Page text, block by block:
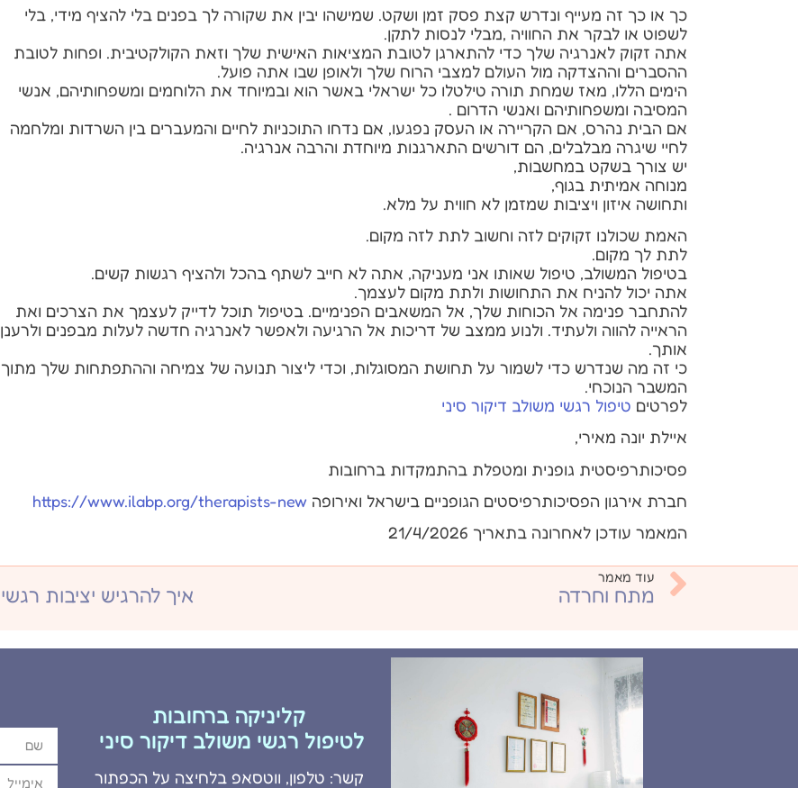
כך או כך זה מעייף ונדרש קצת פסק זמן ושקט. שמישהו יבין את שקורה לך בפנים בלי להציף מידי, בלי
לשפוט או לבקר את החוויה ,מבלי לנסות לתקן.
אתה זקוק לאנרגיה שלך כדי להתארגן לטובת המציאות האישית שלך וזאת הקולקטיבית. ופחות לטובת
ההסברים וההצדקה מול העולם למצבי הרוח שלך ולאופן שבו אתה פועל.
הימים הללו, מאז שמחת תורה טילטלו כל ישראלי באשר הוא ובמיוחד את הלוחמים ומשפחותיהם, אנשי
המסיבה ומשפחותיהם ואנשי הדרום .
אם הבית נהרס, אם הקריירה או העסק נפגעו, אם נדחו התוכניות לחיים והמעברים בין השרדות ומלחמה
לחיי שיגרה מבלבלים, הם דורשים התארגנות מיוחדת והרבה אנרגיה.
יש צורך בשקט במחשבות,
מנוחה אמיתית בגוף,
ותחושה איזון ויציבות שמזמן לא חווית על מלא.
האמת שכולנו זקוקים לזה וחשוב לתת לזה מקום.
לתת לך מקום.
בטיפול המשולב, טיפול שאותו אני מעניקה, אתה לא חייב לשתף בהכל ולהציף רגשות קשים.
אתה יכול להניח את התחושות ולתת מקום לעצמך.
להתחבר פנימה אל הכוחות שלך, אל המשאבים הפנימיים. בטיפול תוכל לדייק לעצמך את הצרכים ואת
הראייה להווה ולעתיד. ולנוע ממצב של דריכות אל הרגיעה ולאפשר לאנרגיה חדשה לעלות מבפנים ולרענן
אותך.
כי זה מה שנדרש כדי לשמור על תחושת המסוגלות, וכדי ליצור תנועה של צמיחה וההתפתחות שלך מתוך
המשבר הנוכחי.
לפרטים טיפול רגשי משולב דיקור סיני
איילת יונה מאירי,
פסיכותרפיסטית גופנית ומטפלת בהתמקדות ברחובות
חברת אירגון הפסיכותרפיסטים הגופניים בישראל ואירופה https://www.ilabp.org/therapists-new
המאמר עודכן לאחרונה בתאריך 21/4/2026
עוד מאמר
מתח וחרדה
קליניקה ברחובות
לטיפול רגשי משולב דיקור סיני
קשר: טלפון, ווטסאפ בלחיצה על הכפתור